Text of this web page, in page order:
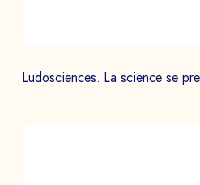
Ludosciences. La science se